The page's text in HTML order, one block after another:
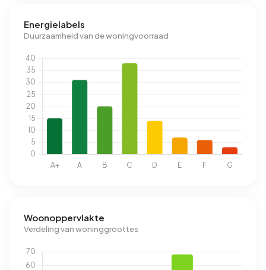
Energielabels
Duurzaamheid van de woningvoorraad
Woonoppervlakte
Verdeling van woninggroottes